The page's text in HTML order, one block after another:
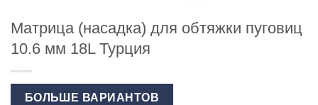
Матрица (насадка) для обтяжки пуговиц
10.6 мм 18L Турция
БОЛЬШЕ ВАРИАНТОВ